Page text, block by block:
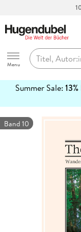
Hugendubel
Menu
Summer Sale:
erfahren
Band 10